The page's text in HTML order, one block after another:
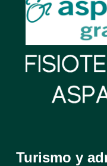
Turismo y